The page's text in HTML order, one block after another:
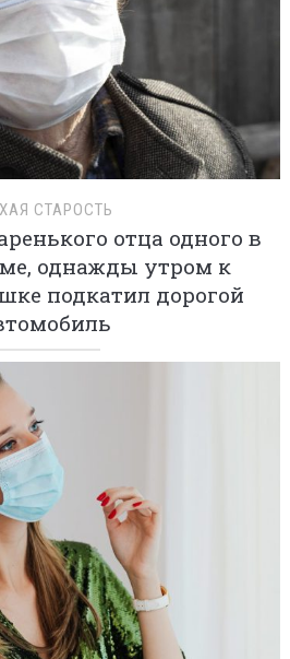
СТАРОСТЬ
отца одного в
однажды утром к
подкатил дорогой